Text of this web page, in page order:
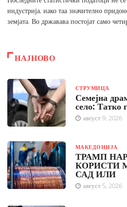
индустрија, иако таа значително
земјата. Во државава постојат само
НАЈНОВО
СТРУМИЦА
Семејна
село: Татко
август 9, 2026
МАКЕДОНИЈА
ТРАМП
КОРИСТИ
САД ИЛИ
август 5, 2026